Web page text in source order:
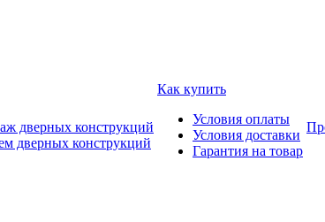
дверных конструкций
дверных конструкций
Как купить
Условия оплаты
Условия доставки
Гарантия на товар